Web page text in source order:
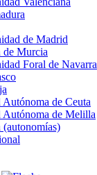
de Madrid
de Murcia
Foral de Navarra
Autónoma de Ceuta
Autónoma de Melilla
(autonomías)